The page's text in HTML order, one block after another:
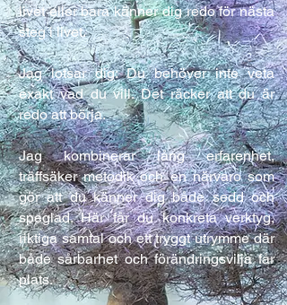
livet eller bara känner dig redo för nästa
steg i livet.
Jag lotsar dig: Du behöver inte veta
exakt vad du vill. Det räcker att du är
redo att börja.
Jag kombinerar lång erfarenhet,
träffsäker metodik och en närvaro som
gör att du känner dig både sedd och
speglad. Här får du konkreta verktyg,
riktiga samtal och ett tryggt utrymme där
både sårbarhet och förändringsvilja får
plats.